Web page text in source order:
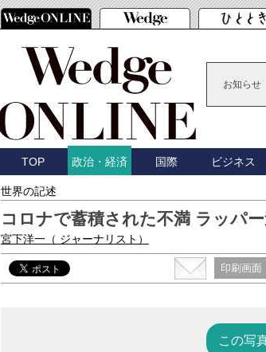
お知らせ
TOP 政治・経済 国際 ビジネス
世界の記述
コロナで蓄積された不満 ラッパ
宮下洋一 （ ジャーナリスト）
印刷画面
この写